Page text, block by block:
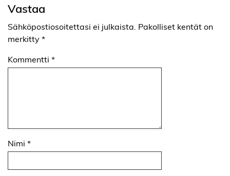
Vastaa
Sähköpostiosoitettasi ei julkaista. Pakolliset kentät on
merkitty*
Kommentti *
Nimi *